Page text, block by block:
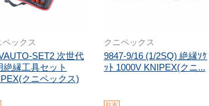
ペックス
SET2 次世代
絶縁工具セット
クニペックス)
クニペックス
9847-9/16 (1/2SQ) 絶縁ｿｹ
ｯﾄ 1000V KNIPEX(クニ...